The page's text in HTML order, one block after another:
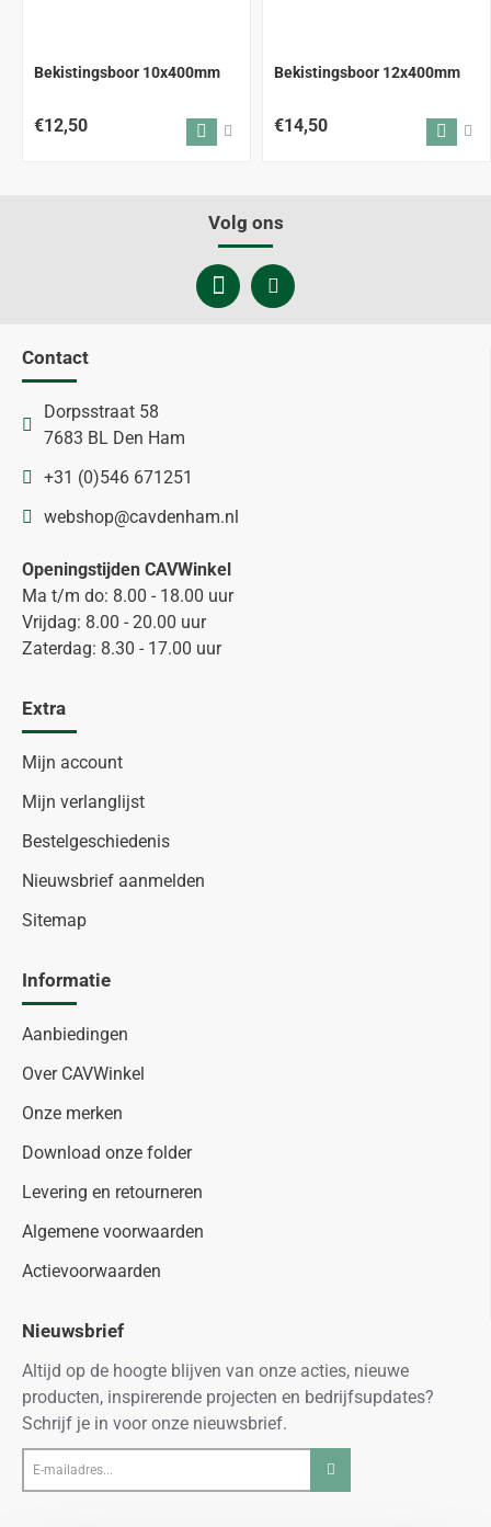
Bekistingsboor 10x400mm
€12,50
Bekistingsboor 12x400mm
€14,50
Volg ons
Contact
Dorpsstraat 58
7683 BL Den Ham
+31 (0)546 671251
webshop@cavdenham.nl
Openingstijden CAVWinkel
Ma t/m do: 8.00 - 18.00 uur
Vrijdag: 8.00 - 20.00 uur
Zaterdag: 8.30 - 17.00 uur
Extra
Mijn account
Mijn verlanglijst
Bestelgeschiedenis
Nieuwsbrief aanmelden
Sitemap
Informatie
Aanbiedingen
Over CAVWinkel
Onze merken
Download onze folder
Levering en retourneren
Algemene voorwaarden
Actievoorwaarden
Nieuwsbrief
Altijd op de hoogte blijven van onze acties, nieuwe
producten, inspirerende projecten en bedrijfsupdates?
Schrijf je in voor onze nieuwsbrief.
mailadres...